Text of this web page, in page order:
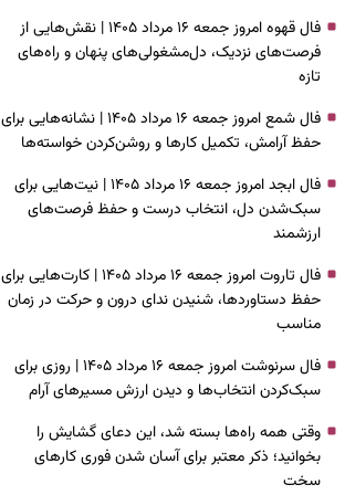
فال قهوه امروز جمعه ۱۶ مرداد ۱۴۰۵ | نقش‌هایی از
فرصت‌های نزدیک، دل‌مشغولی‌های پنهان و راه‌های
تازه
فال شمع امروز جمعه ۱۶ مرداد ۱۴۰۵ | نشانه‌هایی برای
حفظ آرامش، تکمیل کارها و روشن‌کردن خواسته‌ها
فال ابجد امروز جمعه ۱۶ مرداد ۱۴۰۵ | نیت‌هایی برای
سبک‌شدن دل، انتخاب درست و حفظ فرصت‌های
ارزشمند
فال تاروت امروز جمعه ۱۶ مرداد ۱۴۰۵ | کارت‌هایی برای
حفظ دستاوردها، شنیدن ندای درون و حرکت در زمان
مناسب
فال سرنوشت امروز جمعه ۱۶ مرداد ۱۴۰۵ | روزی برای
سبک‌کردن انتخاب‌ها و دیدن ارزش مسیرهای آرام
وقتی همه راه‌ها بسته شد، این دعای گشایش را
بخوانید؛ ذکر معتبر برای آسان شدن فوری کارهای
سخت